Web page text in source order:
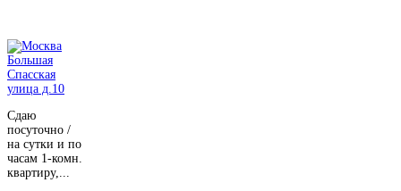
Сдаю
посуточно /
на сутки и по
часам 1-комн.
квартиру,...